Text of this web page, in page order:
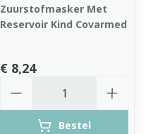
Zuurstofmasker Met
Reservoir Kind Covarmed
€ 8,24
Bestel